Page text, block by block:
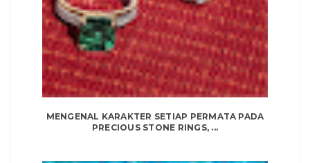
MENGENAL KARAKTER SETIAP PERMATA PADA
PRECIOUS STONE RINGS, ...